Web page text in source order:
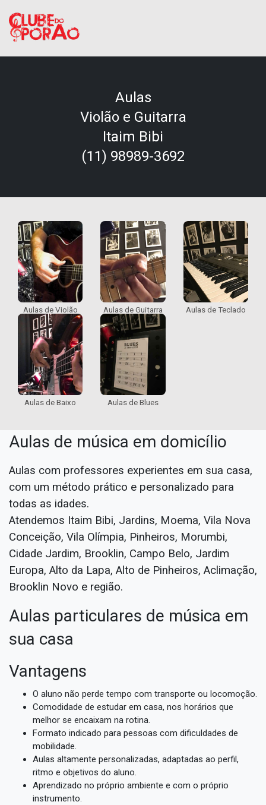
Aulas
Violão e Guitarra
Itaim Bibi
(11) 98989-3692
Aulas de Violão Aulas de Guitarra Aulas de Teclado
Aulas de Baixo Aulas de Blues
Aulas de música em domicílio
Aulas com professores experientes em sua casa,
com um método prático e personalizado para
todas as idades.
Atendemos Itaim Bibi, Jardins, Moema, Vila Nova
Conceição, Vila Olímpia, Pinheiros, Morumbi,
Cidade Jardim, Brooklin, Campo Belo, Jardim
Europa, Alto da Lapa, Alto de Pinheiros, Aclimação,
Brooklin Novo e região.
Aulas particulares de música em
sua casa
Vantagens
O aluno não perde tempo com transporte ou locomoção.
Comodidade de estudar em casa, nos horários que
melhor se encaixam na rotina.
Formato indicado para pessoas com dificuldades de
mobilidade.
Aulas altamente personalizadas, adaptadas ao perfil,
ritmo e objetivos do aluno.
Aprendizado no próprio ambiente e com o próprio
instrumento.